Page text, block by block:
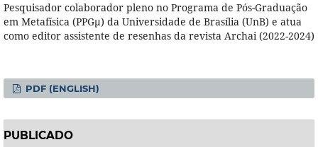
Pesquisador colaborador pleno no Programa de Pós-Graduação
em Metafísica (PPGμ) da Universidade de Brasília (UnB) e atua
como editor assistente de resenhas da revista Archai (2022-2024)
PDF (ENGLISH)
PUBLICADO